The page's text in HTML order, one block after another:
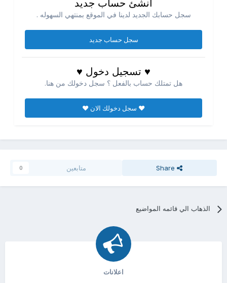
انشئ حساب جديد
سجل حسابك الجديد لدينا في الموقع بمنتهي السهوله .
سجل حساب جديد
♥ تسجيل دخول ♥
هل تمتلك حساب بالفعل ؟ سجل دخولك من هنا.
♥ سجل دخولك الان ♥
Share متابعين 0
الذهاب الي قائمه المواضيع
اعلانات